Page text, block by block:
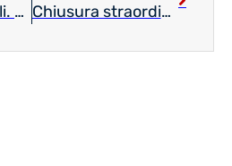
Merletto a fuselli. Percorsi goriziani di ricerca Chiusura straordinaria Sala di studio